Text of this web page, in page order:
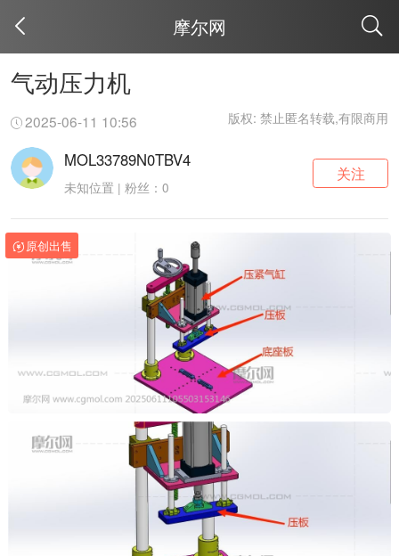
摩尔网
气动压力机
2025-06-11 10:56 版权: 禁止匿名转载,有限商用
MOL33789N0TBV4
未知位置 | 粉丝：0
关注
原创出售
取消